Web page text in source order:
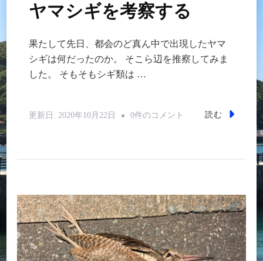
ヤマシギを考察する
果たして先日、都会のど真ん中で出現したヤマ
シギは何だったのか。 そこら辺を推察してみま
した。 そもそもシギ類は …
更新日: 2020年10月22日
ヤ
考
察
す
る
0件のコメント 読む